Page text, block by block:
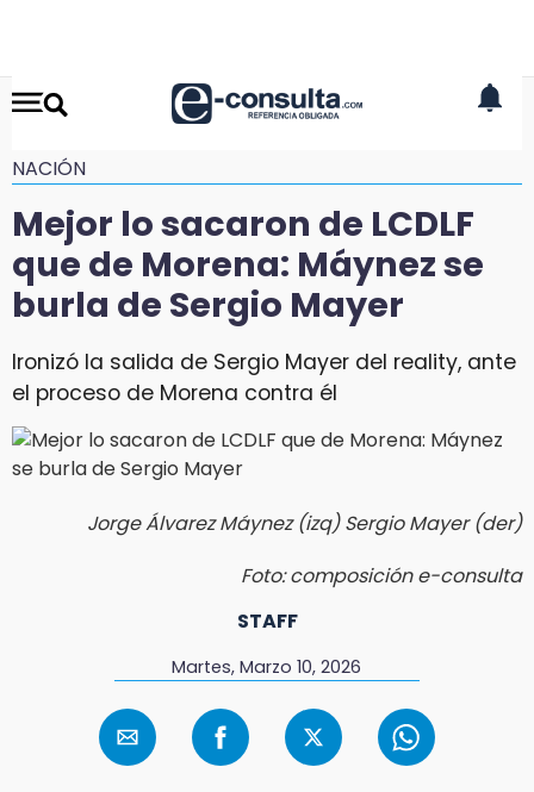
NACIÓN
Mejor lo sacaron de LCDLF
que de Morena: Máynez se
burla de Sergio Mayer
Ironizó la salida de Sergio Mayer del reality, ante
el proceso de Morena contra él
Jorge Álvarez Máynez (izq) Sergio Mayer (der)
Foto: composición e-consulta
STAFF
Martes, Marzo 10, 2026